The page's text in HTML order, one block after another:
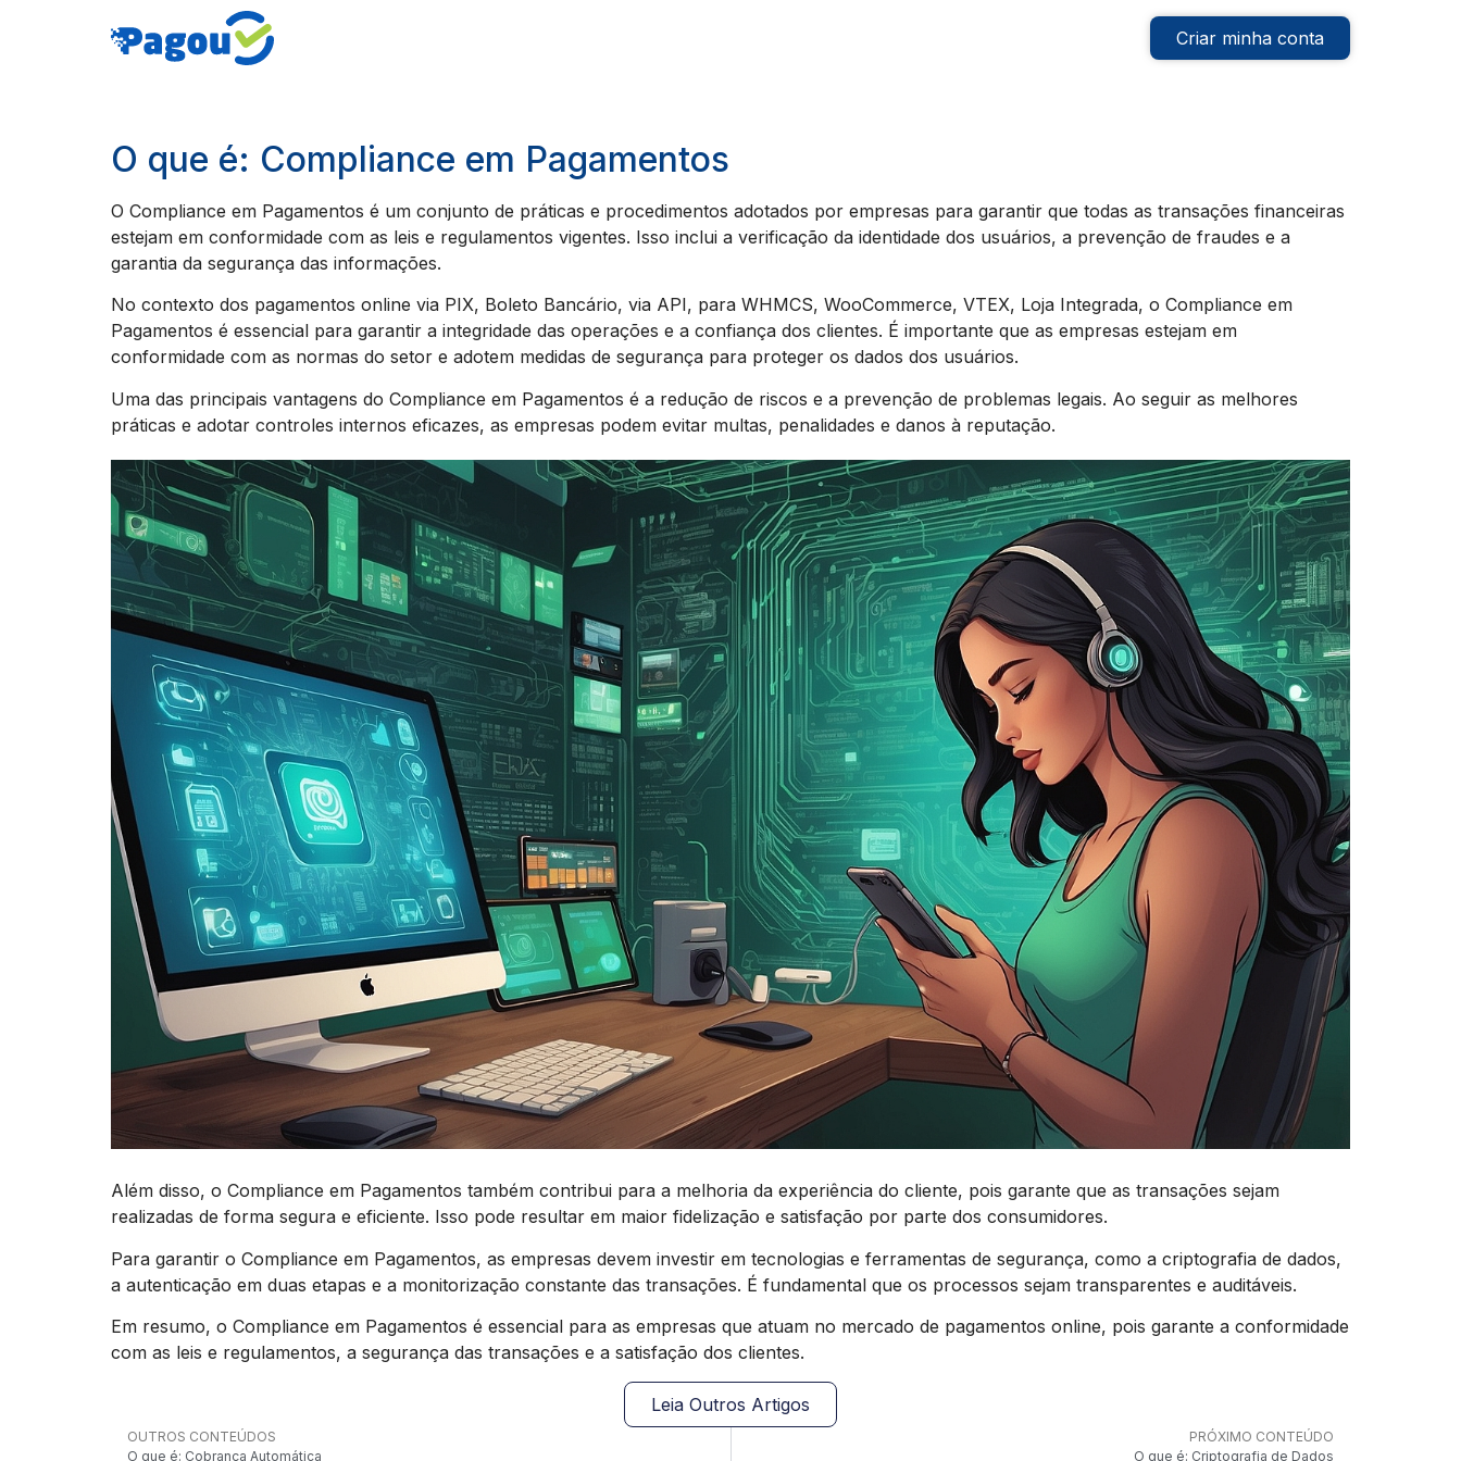
Criar minha conta
O que é: Compliance em Pagamentos
O Compliance em Pagamentos é um conjunto de práticas e procedimentos adotados por empresas para garantir que todas as transações financeiras
estejam em conformidade com as leis e regulamentos vigentes. Isso inclui a verificação da identidade dos usuários, a prevenção de fraudes e a
garantia da segurança das informações.
No contexto dos pagamentos online via PIX, Boleto Bancário, via API, para WHMCS, WooCommerce, VTEX, Loja Integrada, o Compliance em
Pagamentos é essencial para garantir a integridade das operações e a confiança dos clientes. É importante que as empresas estejam em
conformidade com as normas do setor e adotem medidas de segurança para proteger os dados dos usuários.
Uma das principais vantagens do Compliance em Pagamentos é a redução de riscos e a prevenção de problemas legais. Ao seguir as melhores
práticas e adotar controles internos eficazes, as empresas podem evitar multas, penalidades e danos à reputação.
Além disso, o Compliance em Pagamentos também contribui para a melhoria da experiência do cliente, pois garante que as transações sejam
realizadas de forma segura e eficiente. Isso pode resultar em maior fidelização e satisfação por parte dos consumidores.
Para garantir o Compliance em Pagamentos, as empresas devem investir em tecnologias e ferramentas de segurança, como a criptografia de dados,
a autenticação em duas etapas e a monitorização constante das transações. É fundamental que os processos sejam transparentes e auditáveis.
Em resumo, o Compliance em Pagamentos é essencial para as empresas que atuam no mercado de pagamentos online, pois garante a conformidade
com as leis e regulamentos, a segurança das transações e a satisfação dos clientes.
Leia Outros Artigos
OUTROS CONTEÚDOS
O que é: Cobrança Automática
PRÓXIMO CONTEÚDO
O que é: Criptografia de Dados